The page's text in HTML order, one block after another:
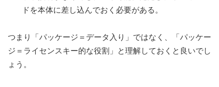
ドを本体に差し込んでおく必要がある。
つまり「パッケージ＝データ入り」ではなく、「パッケー
ジ＝ライセンスキー的な役割」と理解しておくと良いでし
ょう。